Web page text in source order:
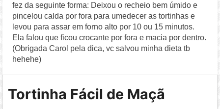
fez da seguinte forma: Deixou o recheio bem úmido e
pincelou calda por fora para umedecer as tortinhas e
levou para assar em forno alto por 10 ou 15 minutos.
Ela falou que ficou crocante por fora e macia por dentro.
(Obrigada Carol pela dica, vc salvou minha dieta tb
hehehe)
Tortinha Fácil de Maçã